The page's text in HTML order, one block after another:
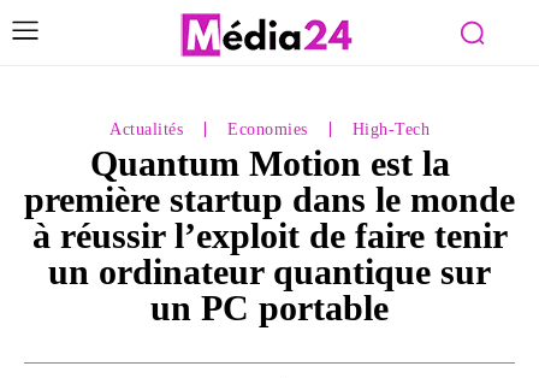
Actualités Economies High-Tech
Quantum Motion est la
première startup dans le monde
à réussir l’exploit de faire tenir
un ordinateur quantique sur
un PC portable